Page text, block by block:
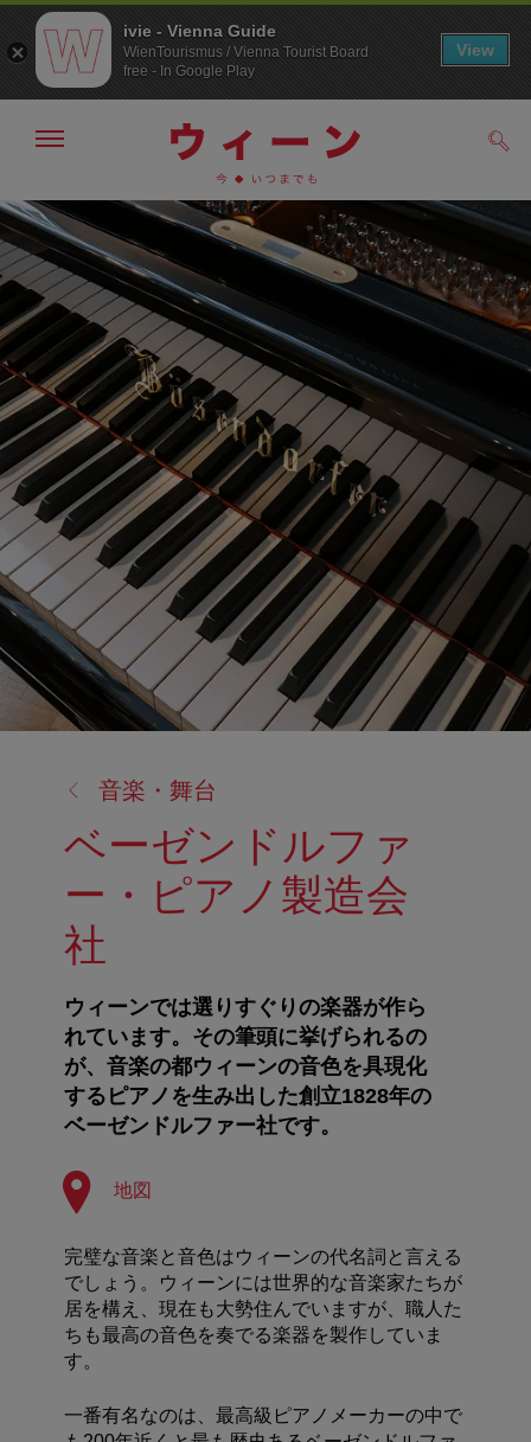
メ
ニ
ュ
ー
こ
の
ペ
ー
の
ッ
プ
へ
メ
ー
の
表
示・
非
示
る
音楽・舞台
ベーゼンドルファ
ー・ピアノ製造会
社
ウィーンでは選りすぐりの楽器が作ら
れています。その筆頭に挙げられるの
が、音楽の都ウィーンの音色を具現化
するピアノを生み出した創立1828年の
ベーゼンドルファー社です。
地図
完璧な音楽と音色はウィーンの代名詞と言える
でしょう。ウィーンには世界的な音楽家たちが
居を構え、現在も大勢住んでいますが、職人た
ちも最高の音色を奏でる楽器を製作していま
す。
一番有名なのは、最高級ピアノメーカーの中で
ivie - Vienna Guide
WienTourismus / Vienna Tourist Board
free - In Google Play
View